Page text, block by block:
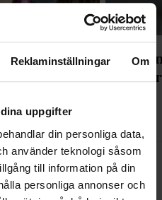
Reklaminställningar Om
uppgifter
din personliga data,
använder teknologi såsom
till information på din
personliga annonser och
Out West
film